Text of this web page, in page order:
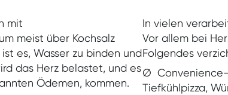
mit
meist über Kochsalz
es, Wasser zu binden und
das Herz belastet, und es
Ödemen, kommen.
In vielen
Vor allem bei
Folgendes
Ø Convenience-
Tiefkühlpizza,